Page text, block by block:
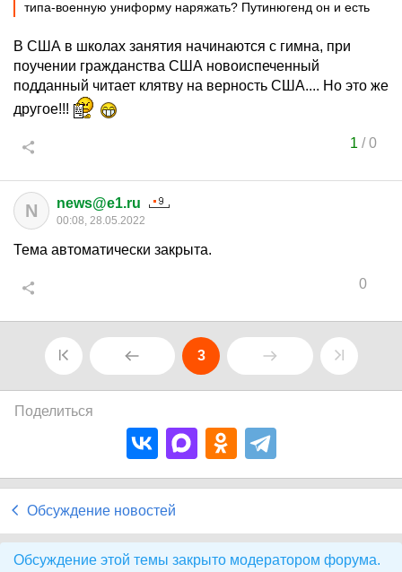
типа-военную униформу наряжать? Путинюгенд он и есть
В США в школах занятия начинаются с гимна, при
поучении гражданства США новоиспеченный
подданный читает клятву на верность США.... Но это же
другое!!!
1 /0
N news@e1.ru
00:08, 28.05.2022
Тема автоматически закрыта.
0
3
Поделиться
Обсуждение новостей
Обсуждение этой темы закрыто модератором форума.